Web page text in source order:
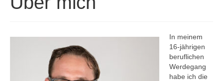
Über mich
Referenzen
In meinem
16-jährigen
beruflichen
Werdegang
habe ich die